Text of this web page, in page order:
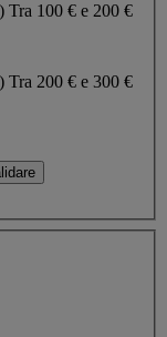
) Tra 100 € e 200 €
) Tra 200 € e 300 €